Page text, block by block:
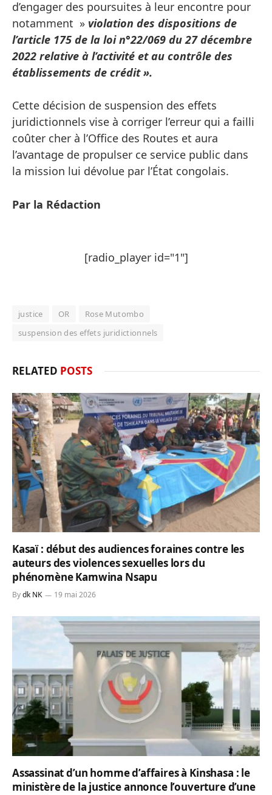
d’engager des poursuites à leur encontre pour
notamment » violation des dispositions de
l’article 175 de la loi n°22/069 du 27 décembre
2022 relative à l’activité et au contrôle des
établissements de crédit ».
Cette décision de suspension des effets
juridictionnels vise à corriger l’erreur qui a failli
coûter cher à l’Office des Routes et aura
l’avantage de propulser ce service public dans
la mission lui dévolue par l’État congolais.
Par la Rédaction
[radio_player id="1"]
justice OR
Rose Mutombo
suspension des effets juridictionnels
RELATED POSTS
Kasaï : début des audiences foraines contre les
auteurs des violences sexuelles lors du
phénomène Kamwina Nsapu
Bydk NK 19 mai 2026
Assassinat d’un homme d’affaires à Kinshasa : le
ministère de la justice annonce l’ouverture d’une